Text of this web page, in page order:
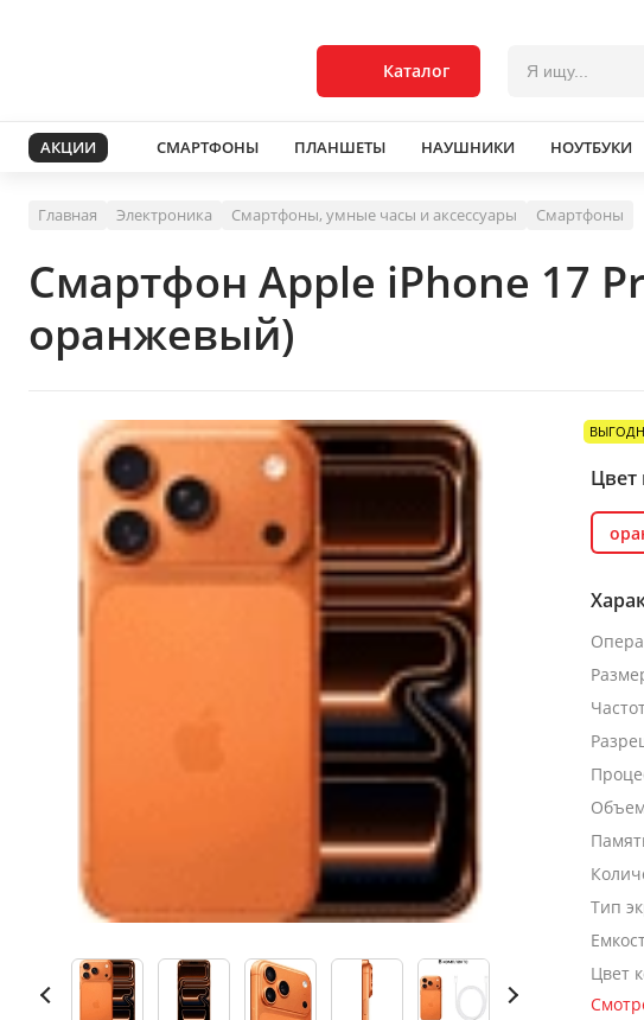
Каталог
АКЦИИ СМАРТФОНЫ ПЛАНШЕТЫ НАУШНИКИ НОУТБУКИ
Главная Электроника Смартфоны, умные часы и аксессуары Смартфоны
Смартфон Apple iPhone 17
оранжевый)
Цвет
Тип
Цвет